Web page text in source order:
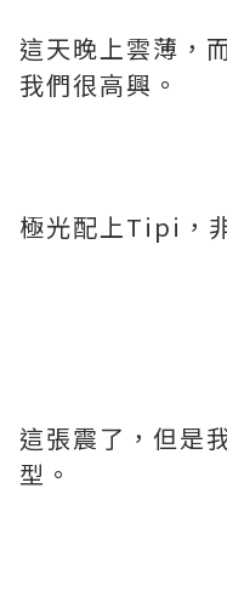
這天晚上雲薄，
我們很高興。
極光配上Tipi，
這張震了，但是
型。